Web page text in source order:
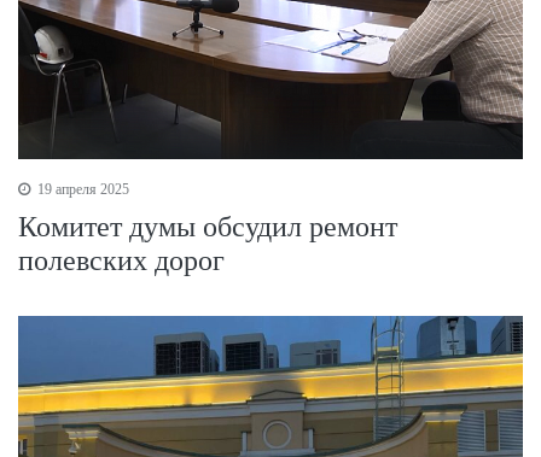
19 апреля 2025
Комитет думы обсудил ремонт
полевских дорог